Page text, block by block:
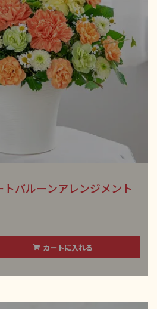
トバルーンアレンジメント
カートに入れる